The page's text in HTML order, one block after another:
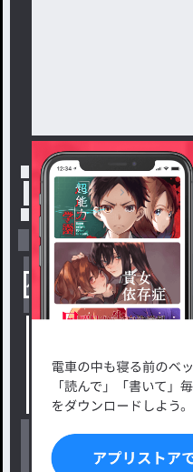
トップ 「柏木
小説を探す
小説コンテスト応募・公募
出版・メディアミックス作品